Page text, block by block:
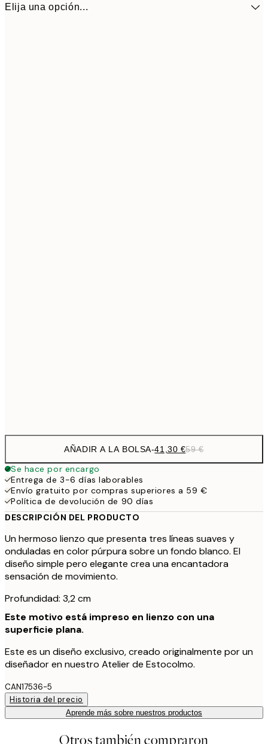
Elija una opción...
AÑADIR A LA BOLSA-41,30 €59 €
Se hace por encargo
Entrega de 3-6 días laborables
Envío gratuito por compras superiores a 59 €
Política de devolución de 90 días
DESCRIPCIÓN DEL PRODUCTO
Un hermoso lienzo que presenta tres líneas suaves y
onduladas en color púrpura sobre un fondo blanco. El
diseño simple pero elegante crea una encantadora
sensación de movimiento.
Profundidad: 3,2 cm
Este motivo está impreso en lienzo con una
superficie plana.
Este es un diseño exclusivo, creado originalmente por un
diseñador en nuestro Atelier de Estocolmo.
CAN17536-5
Historia del precio
Aprende más sobre nuestros productos
Otros también compraron